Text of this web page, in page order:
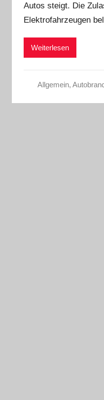
Autos steigt. Die
Elektrofahrzeugen
Weiterlesen
Allgemein,